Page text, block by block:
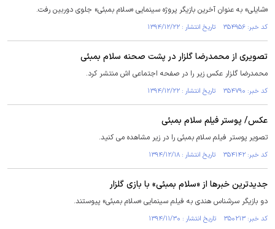
«شایلی» به عنوان آخرین بازیگر پروژه سینمایی «سلام بمبئی» جلوی دوربین رفت.
کد خبر: ۳۵۴۹۵۶ تاریخ انتشار : ۱۳۹۴/۱۲/۲۲
تصویری از محمدرضا گلزار در پشت صحنه سلام بمبئی
محمدرضا گلزار عکس زیر را در صفحه اجتماعی اش منتشر کرد.
کد خبر: ۳۵۴۷۹۰ تاریخ انتشار : ۱۳۹۴/۱۲/۲۲
عکس/ پوستر فیلم سلام بمبئی
تصویر پوستر فیلم سلام بمبئی را در زیر مشاهده می کنید.
کد خبر: ۳۵۴۱۴۲ تاریخ انتشار : ۱۳۹۴/۱۲/۱۸
جدیدترین خبرها از «سلام بمبئی» با بازی گلزار
دو بازیگر سرشناس هندی به فیلم سینمایی «سلام بمبئی» پیوستند.
کد خبر: ۳۵۰۲۱۳ تاریخ انتشار : ۱۳۹۴/۱۱/۳۰